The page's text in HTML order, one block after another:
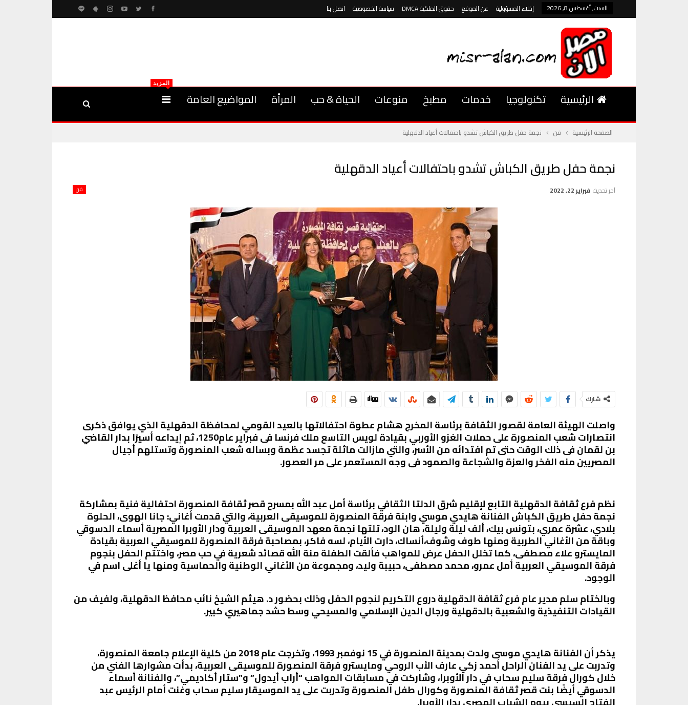
السبت, أغسطس 8, 2026 إخلاء المسؤولية عن الموقع حقوق الملكية DMCA سياسة الخصوصية اتصل بنا
الرئيسية تكنولوجيا خدمات مطبخ منوعات الحياة & حب المرأة المواضيع العامة
المزيد
الصفحة الرئيسية فن نجمة حفل طريق الكباش تشدو باحتفالات أعياد الدقهلية
نجمة حفل طريق الكباش تشدو باحتفالات أعياد الدقهلية
فن آخر تحديث فبراير 22, 2022
شارك
واصلت الهيئة العامة لقصور الثقافة برئاسة المخرج هشام عطوة احتفالاتها بالعيد القومي لمحافظة الدقهلية الذي يوافق ذكرى
انتصارات شعب المنصورة على حملات الغزو الأوربي بقيادة لويس التاسع ملك فرنسا فى فبراير عام1250، ثم إيداعه أسيرًا بدار القاضي
بن لقمان فى ذلك الوقت حتى تم افتدائه من الأسر، والتي مازالت ماثلة تجسد عظمة وبساله شعب المنصورة وتستلهم أجيال
المصريين منه الفخر والعزة والشجاعة والصمود فى وجه المستعمر على مر العصور.
نظم فرع ثقافة الدقهلية التابع لإقليم شرق الدلتا الثقافي برئاسة أمل عبد الله بمسرح قصر ثقافة المنصورة احتفالية فنية بمشاركة
نجمة حفل طريق الكباش الفنانة هايدي موسي وابنة فرقة المنصورة للموسيقى العربية، والتي قدمت أغاني: جانا الهوى، الحلوة
بلادي، عشرة عمري، بتونس بيك، ألف ليلة وليلة، هان الود، تلتها نجمة معهد الموسيقى العربية ودار الأوبرا المصرية أسماء الدسوقي
وباقة من الأغاني الطربية ومنها طوف وشوف،أنساك، دارت الأيام، لسه فاكر، بمصاحبة فرقة المنصورة للموسيقي العربية بقيادة
المايسترو علاء مصطفى، كما تخلل الحفل عرض للمواهب فألقت الطفلة منة الله قصائد شعرية في حب مصر، واختتم الحفل بنجوم
فرقة الموسيقي العربية أمل عمرو، محمد مصطفى، حبيبة وليد، ومجموعة من الأغاني الوطنية والحماسية ومنها يا أغلى اسم في
الوجود.
وبالختام سلم مدير عام فرع ثقافة الدقهلية دروع التكريم لنجوم الحفل وذلك بحضور د. هيثم الشيخ نائب محافظ الدقهلية، ولفيف من
القيادات التنفيذية والشعبية بالدقهلية ورجال الدين الإسلامي والمسيحي وسط حشد جماهيري كبير.
يذكر أن الفنانة هايدي موسى ولدت بمدينة المنصورة في 15 نوفمبر 1993، وتخرجت عام 2018 من كلية الإعلام جامعة المنصورة،
وتدربت على يد الفنان الراحل أحمد زكي عارف الأب الروحي ومايسترو فرقة المنصورة للموسيقى العربية، بدأت مشوارها الفني من
خلال كورال فرقة سليم سحاب في دار الأوبرا، وشاركت في مسابقات المواهب “أراب أيدول” و”ستار أكاديمي”، والفنانة أسماء
الدسوقي أيضًا بنت قصر ثقافة المنصورة وكورال طفل المنصورة وتدربت على يد الموسيقار سليم سحاب وغنت أمام الرئيس عبد